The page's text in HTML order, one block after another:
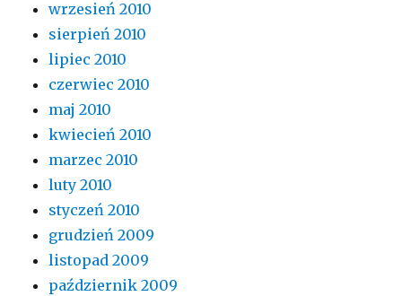
wrzesień 2010
sierpień 2010
lipiec 2010
czerwiec 2010
maj 2010
kwiecień 2010
marzec 2010
luty 2010
styczeń 2010
grudzień 2009
listopad 2009
październik 2009